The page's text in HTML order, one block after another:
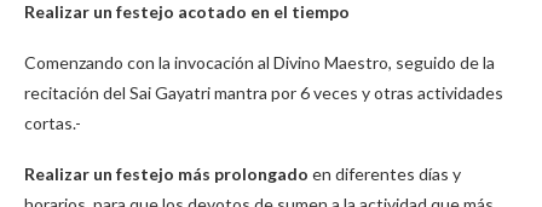
Realizar un festejo acotado en el tiempo
Comenzando con la invocación al Divino Maestro, seguido de la
recitación del Sai Gayatri mantra por 6 veces y otras actividades
cortas.-
Realizar un festejo más prolongado en diferentes días y